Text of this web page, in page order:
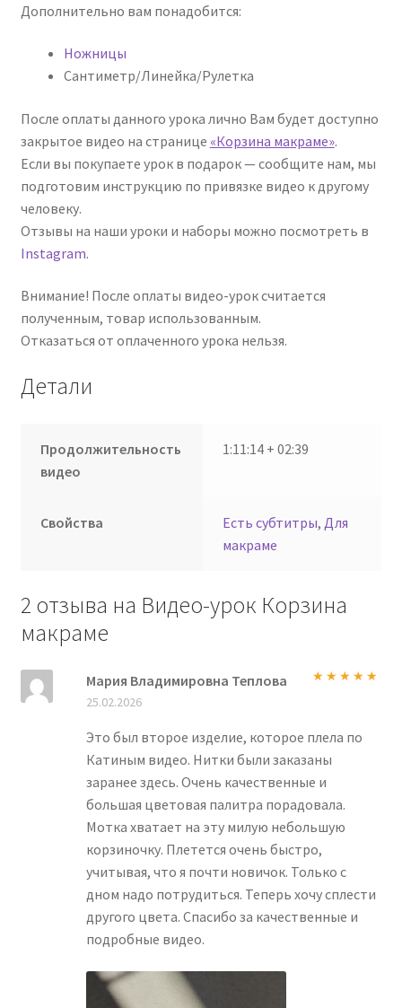
Дополнительно вам понадобится:
Ножницы
Сантиметр/Линейка/Рулетка
После оплаты данного урока лично Вам будет доступно
закрытое видео на странице «Корзина макраме».
Если вы покупаете урок в подарок — сообщите нам, мы
подготовим инструкцию по привязке видео к другому
человеку.
Отзывы на наши уроки и наборы можно посмотреть в
Instagram.
Внимание! После оплаты видео-урок считается
полученным, товар использованным.
Отказаться от оплаченного урока нельзя.
Детали
Продолжительность
видео
1:11:14 + 02:39
Свойства Есть субтитры, Для
макраме
2 отзыва на Видео-урок Корзина
макраме
Мария Владимировна Теплова
25.02.2026
Это был второе изделие, которое плела по
Катиным видео. Нитки были заказаны
заранее здесь. Очень качественные и
большая цветовая палитра порадовала.
Мотка хватает на эту милую небольшую
корзиночку. Плетется очень быстро,
учитывая, что я почти новичок. Только с
дном надо потрудиться. Теперь хочу сплести
другого цвета. Спасибо за качественные и
подробные видео.